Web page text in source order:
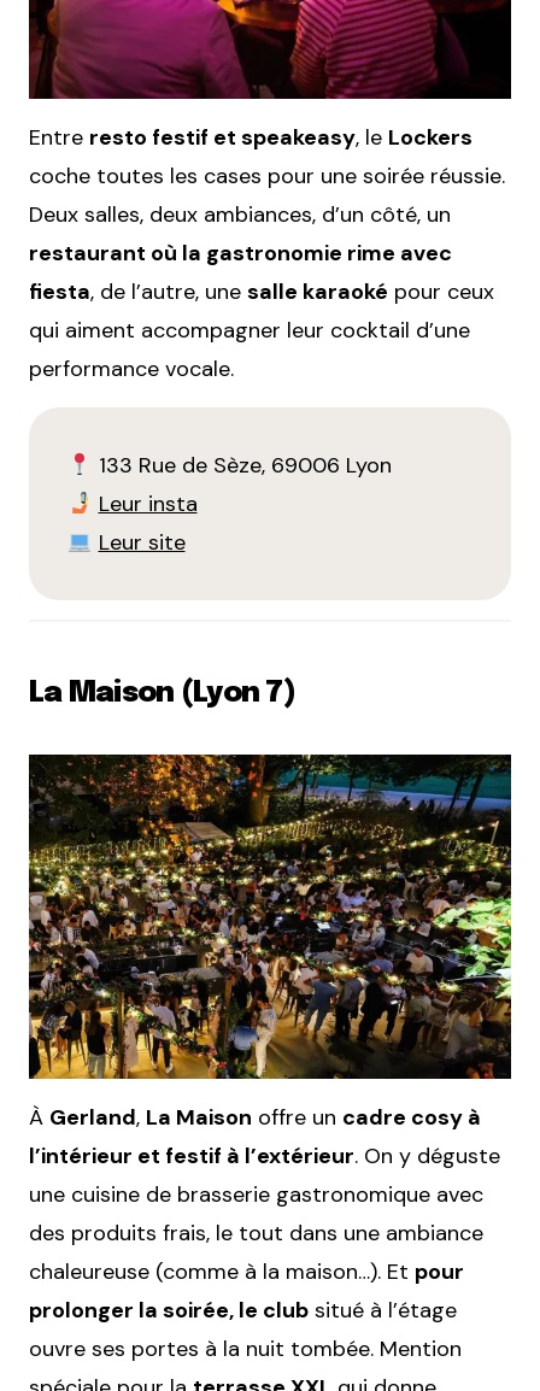
Entre resto festif et speakeasy, le Lockers
coche toutes les cases pour une soirée réussie.
Deux salles, deux ambiances, d’un côté, un
restaurant où la gastronomie rime avec
fiesta, de l’autre, une salle karaoké pour ceux
qui aiment accompagner leur cocktail d’une
performance vocale.
133 Rue de Sèze, 69006 Lyon
Leur insta
Leur site
La Maison (Lyon 7)
À Gerland, La Maison offre un cadre cosy à
l’intérieur et festif à l’extérieur. On y déguste
une cuisine de brasserie gastronomique avec
des produits frais, le tout dans une ambiance
chaleureuse (comme à la maison…). Et pour
prolonger la soirée, le club situé à l’étage
ouvre ses portes à la nuit tombée. Mention